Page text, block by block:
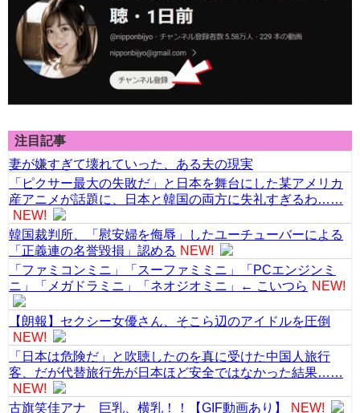
注目記事
妻が嫌すぎて壊れていった、ある夫の現実
「ピクサー最大の失敗だ」と日本を舞台にした某アメリカ
産アニメが話題に、日本と韓国の両方に失礼すぎるわ……
NEW!
韓国裁判所、「慰安婦を侮辱」したユーチューバーによる
「正義連の名誉毀損」認める NEW!
「ファミコンミニ」「スーファミミニ」「PCエンジンミ
ニ」「メガドラミニ」「ネオジオミニ」← こいつら NEW!
【朗報】セクシー女優さん、そこら辺のアイドルを圧倒
NEW!
「日本は危険だ」と吹聴したのを真に受けた中国人旅行
客、だが代替旅行先が日本ほど安全ではなかった結果……
NEW!
古旗笑佳アナ 巨乳、横乳！！【GIF動画あり】
NEW!